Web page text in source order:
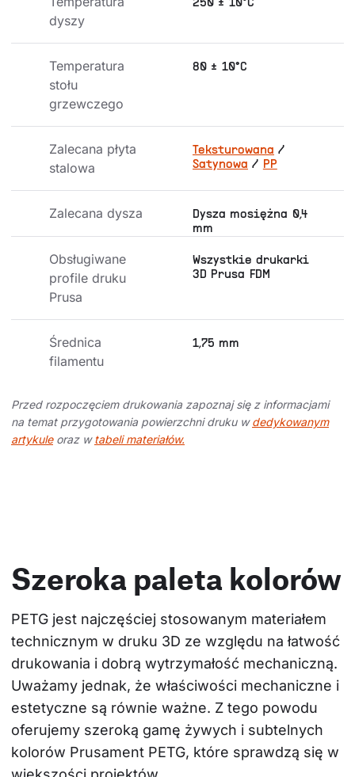
dyszy
250 ± 10°C
Temperatura
stołu
grzewczego
80 ± 10°C
Zalecana płyta
stalowa
Teksturowana /
Satynowa / PP
Zalecana dysza
Dysza mosiężna 0,4
mm
Obsługiwane
profile druku
Prusa
Wszystkie drukarki
3D Prusa FDM
Średnica
filamentu
1,75 mm
Przed rozpoczęciem drukowania zapoznaj się z informacjami
na temat przygotowania powierzchni druku wdedykowanym
artykuleoraz wtabeli materiałów.
Szeroka paleta kolorów
PETG jest najczęściej stosowanym materiałem
technicznym w druku 3D ze względu na łatwość
drukowania i dobrą wytrzymałość mechaniczną.
Uważamy jednak, że właściwości mechaniczne i
estetyczne są równie ważne. Z tego powodu
oferujemy szeroką gamę żywych i subtelnych
kolorów Prusament PETG, które sprawdzą się w